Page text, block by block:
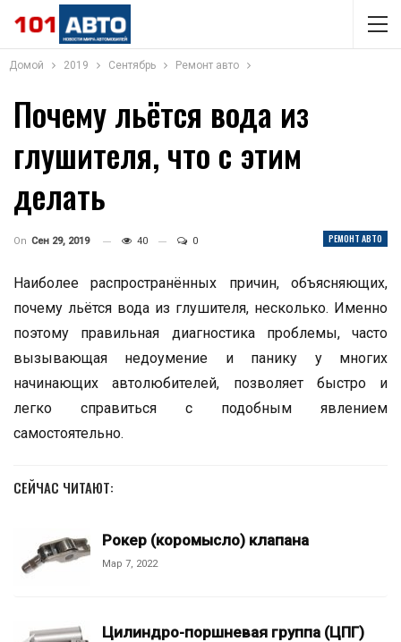
Домой 2019 Сентябрь Ремонт авто
Почему льётся вода из
глушителя, что с этим
делать
РЕМОНТ АВТО
On Сен 29, 2019 40 0
Наиболее распространённых причин, объясняющих,
почему льётся вода из глушителя, несколько. Именно
поэтому правильная диагностика проблемы, часто
вызывающая недоумение и панику у многих
начинающих автолюбителей, позволяет быстро и
легко справиться с подобным явлением
самостоятельно.
СЕЙЧАС ЧИТАЮТ:
Рокер (коромысло) клапана
Мар 7, 2022
Цилиндро-поршневая группа (ЦПГ)